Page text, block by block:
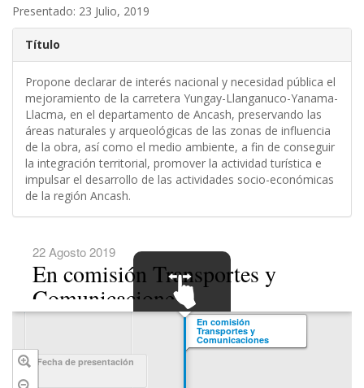
Presentado: 23 Julio, 2019
Título
Propone declarar de interés nacional y necesidad pública el
mejoramiento de la carretera Yungay-Llanganuco-Yanama-
Llacma, en el departamento de Ancash, preservando las
áreas naturales y arqueológicas de las zonas de influencia
de la obra, así como el medio ambiente, a fin de conseguir
la integración territorial, promover la actividad turística e
impulsar el desarrollo de las actividades socio-económicas
de la región Ancash.
22 Agosto 2019
En comisión Transportes y
Comunicaciones
SWIPE TO
NAVIGATE
Fecha de presentación
En comisión
Transportes y
Comunicaciones